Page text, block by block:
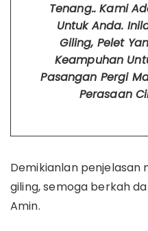
Tenang.. Kami
Untuk Anda.
Giling, Pelet
Keampuhan
Pasangan Pergi
Perasaan
Demikianlan
giling, semoga berkah
Amin.